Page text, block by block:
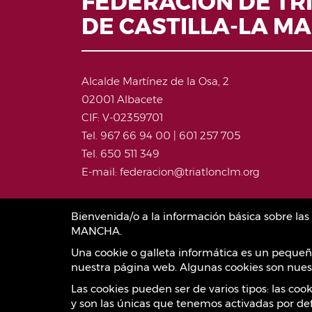
Bienvenida/o a la información básica sobre las
MANCHA.
Una cookie o galleta informática es un
nuestra página web. Algunas cookies son
Las cookies pueden ser de varios tipos: las
y son las únicas que tenemos activadas por
DE CASTILLA-LA
Alcalde Martínez de la Osa, 2
02001 Albacete
CIF: V-02359701
Tel. 967 66 94 00 | 601 257 705
Tel. 650 511 349
E-mail: federacion@triatlonclm.org